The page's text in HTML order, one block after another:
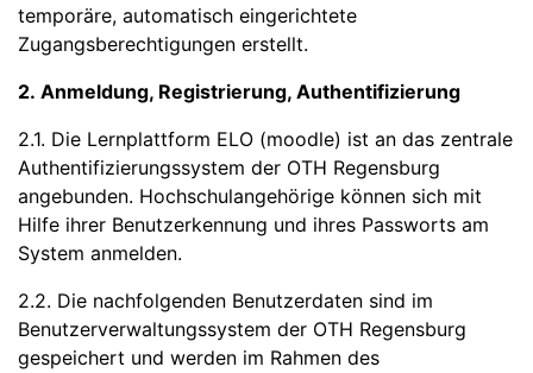
temporäre, automatisch eingerichtete
Zugangsberechtigungen erstellt.
2. Anmeldung, Registrierung, Authentifizierung
2.1. Die Lernplattform ELO (moodle) ist an das zentrale
Authentifizierungssystem der OTH Regensburg
angebunden. Hochschulangehörige können sich mit
Hilfe ihrer Benutzerkennung und ihres Passworts am
System anmelden.
2.2. Die nachfolgenden Benutzerdaten sind im
Benutzerverwaltungssystem der OTH Regensburg
gespeichert und werden im Rahmen des